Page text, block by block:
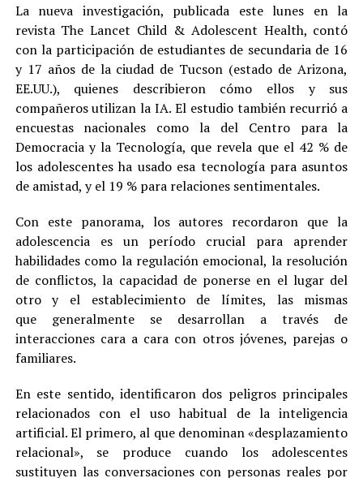
La nueva investigación, publicada este lunes en la
revista The Lancet Child & Adolescent Health, contó
con la participación de estudiantes de secundaria de 16
y 17 años de la ciudad de Tucson (estado de Arizona,
EE.UU.), quienes describieron cómo ellos y sus
compañeros utilizan la IA. El estudio también recurrió a
encuestas nacionales como la del Centro para la
Democracia y la Tecnología, que revela que el 42 % de
los adolescentes ha usado esa tecnología para asuntos
de amistad, y el 19 % para relaciones sentimentales.
Con este panorama, los autores recordaron que la
adolescencia es un período crucial para aprender
habilidades como la regulación emocional, la resolución
de conflictos, la capacidad de ponerse en el lugar del
otro y el establecimiento de límites, las mismas
que generalmente se desarrollan a través de
interacciones cara a cara con otros jóvenes, parejas o
familiares.
En este sentido, identificaron dos peligros principales
relacionados con el uso habitual de la inteligencia
artificial. El primero, al que denominan «desplazamiento
relacional», se produce cuando los adolescentes
sustituyen las conversaciones con personas reales por